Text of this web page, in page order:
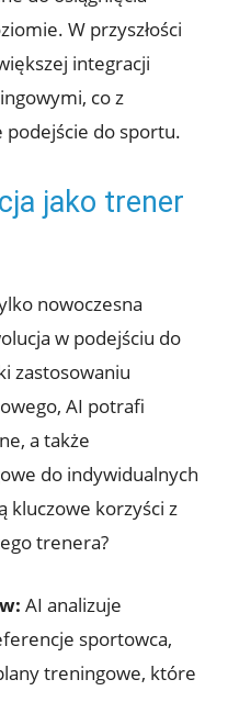
W przyszłości
integracji
co z
podejście do sportu.
jako trener
nowoczesna
w podejściu do
zastosowaniu
AI potrafi
a także
do indywidualnych
kluczowe korzyści z
trenera?
AI analizuje
sportowca,
treningowe, które